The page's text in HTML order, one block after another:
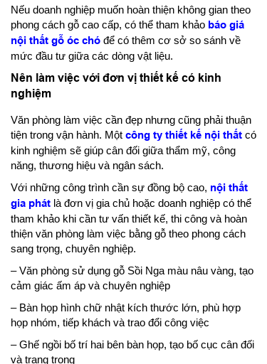
Nếu doanh nghiệp muốn hoàn thiện không gian theo
phong cách gỗ cao cấp, có thể tham khảo báo giá
nội thất gỗ óc chó để có thêm cơ sở so sánh về
mức đầu tư giữa các dòng vật liệu.
Nên làm việc với đơn vị thiết kế có kinh
nghiệm
Văn phòng làm việc cần đẹp nhưng cũng phải thuận
tiện trong vận hành. Một công ty thiết kế nội thất có
kinh nghiệm sẽ giúp cân đối giữa thẩm mỹ, công
năng, thương hiệu và ngân sách.
Với những công trình cần sự đồng bộ cao, nội thất
gia phát là đơn vị gia chủ hoặc doanh nghiệp có thể
tham khảo khi cần tư vấn thiết kế, thi công và hoàn
thiện văn phòng làm việc bằng gỗ theo phong cách
sang trọng, chuyên nghiệp.
– Văn phòng sử dụng gỗ Sồi Nga màu nâu vàng, tạo
cảm giác ấm áp và chuyên nghiệp
– Bàn họp hình chữ nhật kích thước lớn, phù hợp
họp nhóm, tiếp khách và trao đổi công việc
– Ghế ngồi bố trí hai bên bàn họp, tạo bố cục cân đối
và trang trọng